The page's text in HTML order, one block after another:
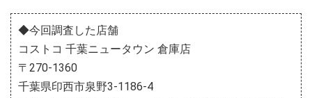
◆今回調査した店舗
コストコ 千葉ニュータウン 倉庫店
〒270-1360
千葉県印西市泉野3-1186-4